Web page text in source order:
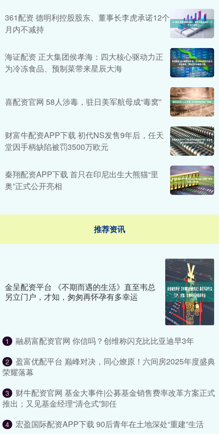
361配资 德明利控股股东、董事长李虎承诺12个
月内不减持
海证配资 正大集团侯孝海：四大核心驱动力正
为冷冻食品、预制菜带来星辰大海
喜配资官网 58人涉毒，驻日美军航母成“毒窝”
财富牛配资APP下载 初代NS发售9年后，任天
堂因手柄缺陷被罚3500万欧元
秦翔配资APP下载 首只在印尼出生大熊猫“里
奥”正式公开亮相
推荐资讯
金呈配资平台 《不期而遇的生活》直至韦总
另立门户，才知，匆匆再怀孕有多幸运
1 融易富配资官网 你信吗？创维称闪充比比亚迪早3年
2
盈富优配平台 巅峰对决，同心燎原！六间房2025年度盛典
荣耀落幕
3
财牛配资官网 基金大事件|公募基金销售费率改革方案正式
推出；又见基金经理“清仓式”卸任
4 宏盈国际配资APP下载 90后青年在土地深处“重建”生活